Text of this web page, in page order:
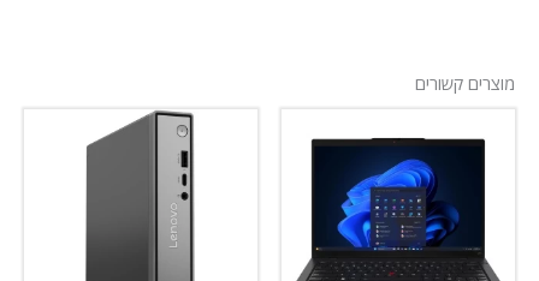
קשורים